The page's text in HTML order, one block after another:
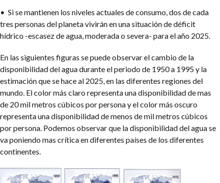
• Si se mantienen los niveles actuales de consumo, dos de cada
tres personas del planeta vivirán en una situación de déficit
hídrico -escasez de agua, moderada o severa- para el año 2025.
En las siguientes figuras se puede observar el cambio de la
disponibilidad del agua durante el periodo de 1950 a 1995 y la
estimación que se hace al 2025, en las diferentes regiones del
mundo. El color más claro representa una disponibilidad de mas
de 20 mil metros cúbicos por persona y el color más oscuro
representa una disponibilidad de menos de mil metros cúbicos
por persona. Podemos observar que la disponibilidad del agua se
va poniendo mas crítica en diferentes países de los diferentes
continentes.